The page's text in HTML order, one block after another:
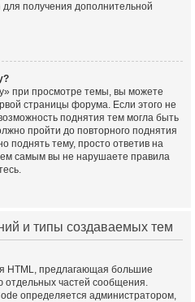
получения дополнительной
при просмотре темы, вы можете
страницы форума. Если этого не
поднятия тем могла быть
пройти до повторного поднятия
тему, просто ответив на
самым вы не нарушаете правила
и типы создаваемых тем
HTML, предлагающая большие
частей сообщения.
определяется администратором,